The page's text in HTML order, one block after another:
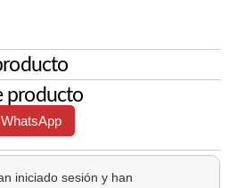
producto
iniciado sesión y han